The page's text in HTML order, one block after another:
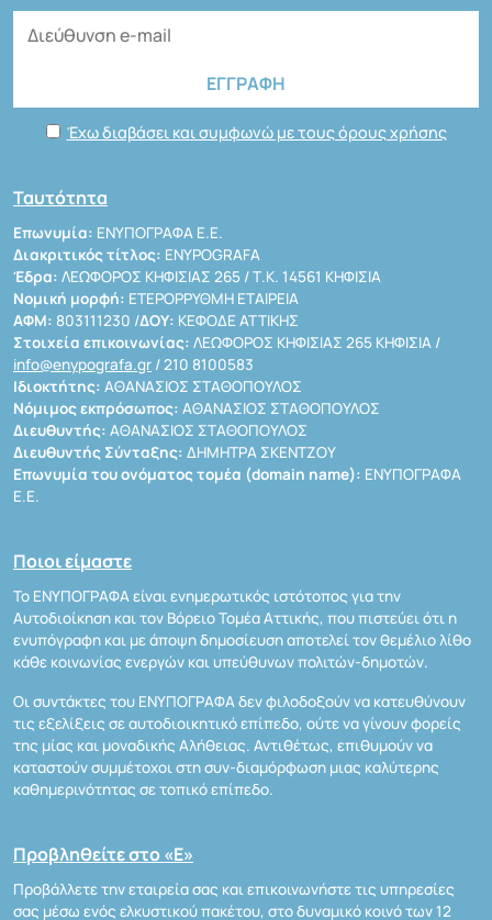
Έχω διαβάσει και συμφωνώ με τους όρους χρήσης
Ταυτότητα
Επωνυμία: ΕΝΥΠΟΓΡΑΦΑ Ε.Ε.
Διακριτικός τίτλος: ENYPOGRAFA
Έδρα: ΛΕΩΦΟΡΟΣ ΚΗΦΙΣΙΑΣ 265 / Τ.Κ. 14561 ΚΗΦΙΣΙΑ
Νομική μορφή: ΕΤΕΡΟΡΡΥΘΜΗ ΕΤΑΙΡΕΙΑ
ΑΦΜ: 803111230 /ΔΟΥ: ΚΕΦΟΔΕ ΑΤΤΙΚΗΣ
Στοιχεία επικοινωνίας: ΛΕΩΦΟΡΟΣ ΚΗΦΙΣΙΑΣ 265 ΚΗΦΙΣΙΑ /
info@enypografa.gr / 210 8100583
Ιδιοκτήτης: ΑΘΑΝΑΣΙΟΣ ΣΤΑΘΟΠΟΥΛΟΣ
Νόμιμος εκπρόσωπος: ΑΘΑΝΑΣΙΟΣ ΣΤΑΘΟΠΟΥΛΟΣ
Διευθυντής: ΑΘΑΝΑΣΙΟΣ ΣΤΑΘΟΠΟΥΛΟΣ
Διευθυντής Σύνταξης: ΔΗΜΗΤΡΑ ΣΚΕΝΤΖΟΥ
Επωνυμία του ονόματος τομέα (domain name): ΕΝΥΠΟΓΡΑΦΑ
Ε.Ε.
Ποιοι είμαστε
Το ΕΝΥΠΟΓΡΑΦΑ είναι ενημερωτικός ιστότοπος για την
Αυτοδιοίκηση και τον Βόρειο Τομέα Αττικής, που πιστεύει ότι η
ενυπόγραφη και με άποψη δημοσίευση αποτελεί τον θεμέλιο λίθο
κάθε κοινωνίας ενεργών και υπεύθυνων πολιτών-δημοτών.
Οι συντάκτες του ΕΝΥΠΟΓΡΑΦΑ δεν φιλοδοξούν να κατευθύνουν
τις εξελίξεις σε αυτοδιοικητικό επίπεδο, ούτε να γίνουν φορείς
της μίας και μοναδικής Αλήθειας. Αντιθέτως, επιθυμούν να
καταστούν συμμέτοχοι στη συν-διαμόρφωση μιας καλύτερης
καθημερινότητας σε τοπικό επίπεδο.
Προβληθείτε στο «Ε»
Προβάλλετε την εταιρεία σας και επικοινωνήστε τις υπηρεσίες
σας μέσω ενός ελκυστικού πακέτου, στο δυναμικό κοινό των 12